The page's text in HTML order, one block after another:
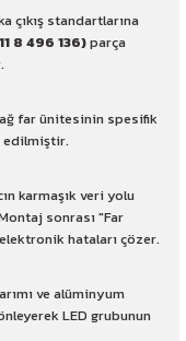
çıkış standartlarına
8 496 136)parça
far ünitesinin spesifik
edilmiştir.
karmaşık veri yolu
sonrası "Far
hataları çözer.
ve alüminyum
LED grubunun